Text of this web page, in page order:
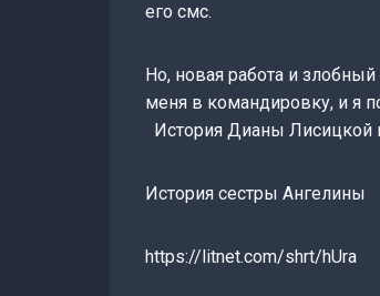
его смс.
Но, новая работа и
меня в командировку, и я
История Дианы Лисицкой
История сестры Ангелины
https://litnet.com/shrt/hUra